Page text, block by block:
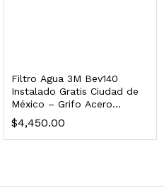
Filtro Agua 3M Bev140
Instalado Gratis Ciudad de
México – Grifo Acero
Inoxidable
$4,450.00
al carrito
Esterilizador UV 25